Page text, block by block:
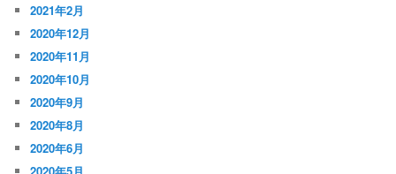
2021年2月
2020年12月
2020年11月
2020年10月
2020年9月
2020年8月
2020年6月
2020年5月